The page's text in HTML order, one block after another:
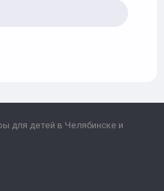
для детей в Челябинске и